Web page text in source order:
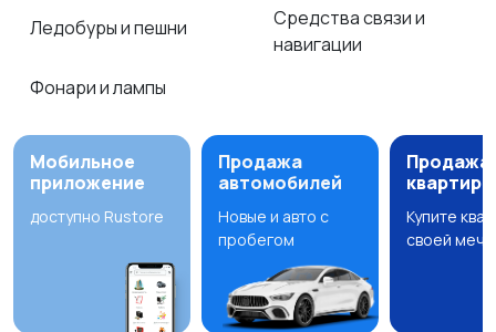
Ледобуры и пешни
Фонари и лампы
Средства связи и
навигации
Мобильное
приложение
доступно Rustore
Продажа
автомобилей
Новые и авто с
пробегом
Продажа
квартир
Купите
своей